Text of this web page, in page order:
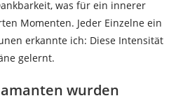
was für ein innerer
Momenten. Jeder Einzelne ein
erkannte ich: Diese Intensität
gelernt.
wurden